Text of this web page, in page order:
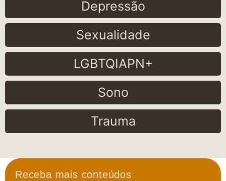
Depressão
Sexualidade
LGBTQIAPN+
Sono
Trauma
Receba mais conteúdos